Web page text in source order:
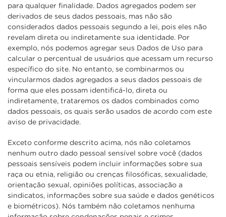
para qualquer finalidade. Dados agregados podem ser
derivados de seus dados pessoais, mas não são
considerados dados pessoais segundo a lei, pois eles não
revelam direta ou indiretamente sua identidade. Por
exemplo, nós podemos agregar seus Dados de Uso para
calcular o percentual de usuários que acessam um recurso
específico do site. No entanto, se combinarmos ou
vincularmos dados agregados a seus dados pessoais de
forma que eles possam identificá-lo, direta ou
indiretamente, trataremos os dados combinados como
dados pessoais, os quais serão usados de acordo com este
aviso de privacidade.
Exceto conforme descrito acima, nós não coletamos
nenhum outro dado pessoal sensível sobre você (dados
pessoais sensíveis podem incluir informações sobre sua
raça ou etnia, religião ou crenças filosóficas, sexualidade,
orientação sexual, opiniões políticas, associação a
sindicatos, informações sobre sua saúde e dados genéticos
e biométricos). Nós também não coletamos nenhuma